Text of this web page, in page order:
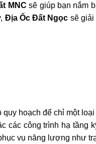
MNC sẽ giúp bạn nắm
Địa Ốc Đất Ngọc sẽ giải
hoạch để chỉ một
các công trình hạ tầng
vụ năng lượng như